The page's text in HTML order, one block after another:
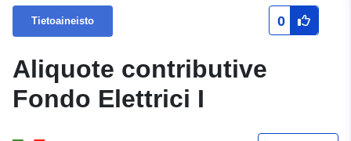
Tietoaineisto 0
Aliquote contributive
Fondo Elettrici I